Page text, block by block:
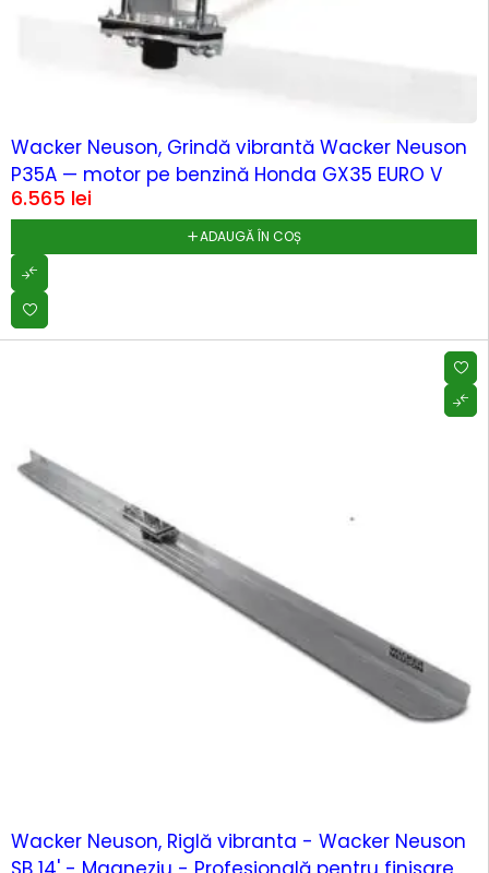
Wacker Neuson, Grindă vibrantă Wacker Neuson
P35A — motor pe benzină Honda GX35 EURO V
6.565 lei
ADAUGĂ ÎN COȘ
Wacker Neuson, Riglă vibranta - Wacker Neuson